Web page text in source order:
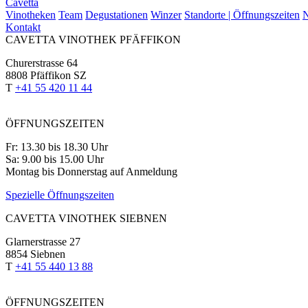
Cavetta
Vinotheken Team Degustationen Winzer Standorte | Öffnungszeiten
Kontakt
CAVETTA VINOTHEK PFÄFFIKON
Churerstrasse 64
8808 Pfäffikon SZ
T +41 55 420 11 44
ÖFFNUNGSZEITEN
Fr: 13.30 bis 18.30 Uhr
Sa: 9.00 bis 15.00 Uhr
Montag bis Donnerstag auf Anmeldung
Spezielle Öffnungszeiten
CAVETTA VINOTHEK SIEBNEN
Glarnerstrasse 27
8854 Siebnen
T +41 55 440 13 88
ÖFFNUNGSZEITEN